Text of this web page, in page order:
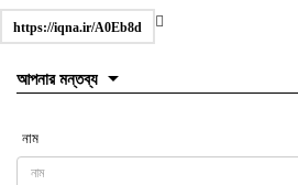
https://iqna.ir/A0Eb8d
আপনার মন্তব্য
নাম